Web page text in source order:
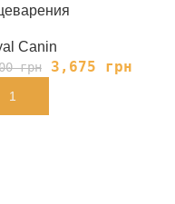
Canin
грн 3,675 грн
КОРЗИНУ